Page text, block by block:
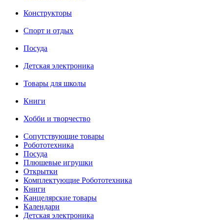
Конструкторы
Спорт и отдых
Посуда
Детская электроника
Товары для школы
Книги
Хобби и творчество
Сопутствующие товары
Робототехника
Посуда
Плюшевые игрушки
Открытки
Комплектующие Робототехника
Книги
Канцелярские товары
Календари
Детская электроника